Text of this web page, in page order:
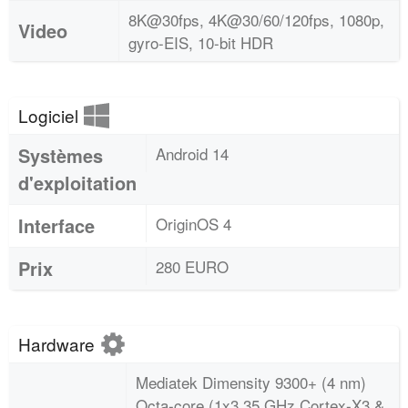
Video
8K@30fps, 4K@30/60/120fps, 1080p,
gyro-EIS, 10-bit HDR
Logiciel
Systèmes
d'exploitation
Android 14
Interface OriginOS 4
Prix 280 EURO
Hardware
Mediatek Dimensity 9300+ (4 nm)